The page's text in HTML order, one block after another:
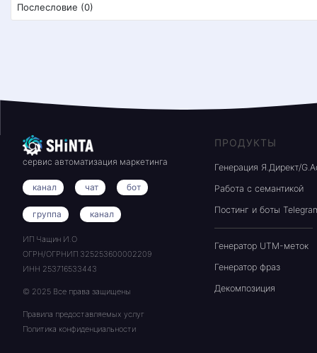
Послесловие (0)
сервис автоматизация маркетинга
канал чат бот
группа канал
ИП Чащин И.О
ОГРН/ОГРНИП 325253600002209
ИНН 253716533443
© 2025 Все права защищены
Правила предоставляемых услуг
Политика конфиденциальности
ПРОДУКТЫ
Генерация Я.Директ/
Работа с семантикой
Постинг и боты
Генератор UTM-меток
Генератор фраз
Декомпозиция